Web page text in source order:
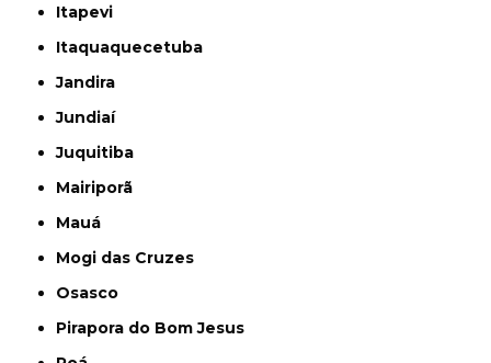
Itapevi
Itaquaquecetuba
Jandira
Jundiaí
Juquitiba
Mairiporã
Mauá
Mogi das Cruzes
Osasco
Pirapora do Bom Jesus